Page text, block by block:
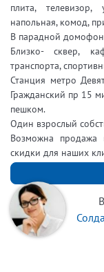
плита,
напольная, комод,
В парадной
Близко- сквер,
транспорта,
Станция метро
Гражданский пр 15
пешком.
Один взрослый
Возможна продажа
скидки для наших